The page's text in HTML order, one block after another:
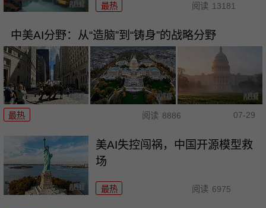
最热 阅读 13181
中美AI分野：从“造脑”到“铸身”的战略分野
最热 阅读 8886 07-29
美AI失控闯祸，中国开源模型救
场
最热 阅读 6975